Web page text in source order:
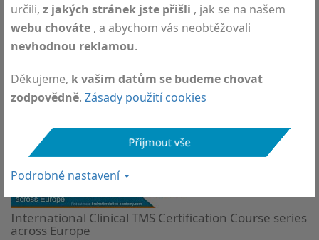
DEYMED Showcases Neurophysiology Devices at
ICNMD 2026 in Florence, Italy
International Clinical TMS Certification Course series
across Europe
určili, z jakých stránek jste přišli , jak se na našem
webu chováte , a abychom vás neobtěžovali
nevhodnou reklamou.
Děkujeme, k vašim datům se budeme chovat
zodpovědně. Zásady použití cookies
Podrobné nastavení
Přijmout vše